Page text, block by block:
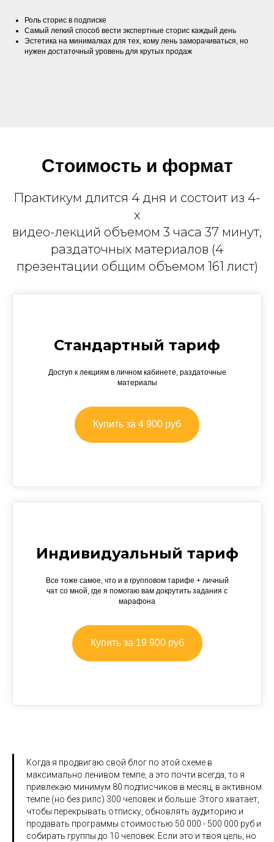
Роль сторис в подписке
Самый легкий способ вести экспертные сторис каждый день
Эстетика на минималках для тех, кому лень заморачиваться, но
нужен достаточный уровень для крутых продаж
Стоимость и формат
Практикум длится 4 дня и состоит из 4-
х
видео-лекций объемом 3 часа 37 минут,
раздаточных материалов (4
презентации общим объемом 161 лист)
Стандартный тариф
Доступ к лекциям в личном кабинете, раздаточные
материалы
Купить за 4 900 руб
Индивидуальный тариф
Все тоже самое, что и в групповом тарифе + личный
чат со мной, где я помогаю вам докрутить задания с
марафона
Купить за 19 900 руб
Когда я продвигаю свой блог по этой схеме в
максимально ленивом темпе, а это почти всегда, то я
привлекаю минимум 80 подписчиков в месяц, в активном
темпе (но без рилс) 300 человек и больше. Этого хватает,
чтобы перекрывать отписку, обновлять аудиторию и
продавать программы стоимостью 50 000 - 500 000 руб и
собирать группы до 10 человек. Если это и твоя цель, но